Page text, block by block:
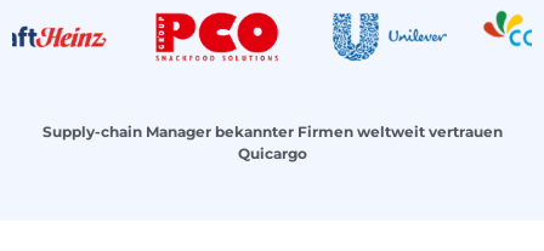
Supply-chain Manager bekannter Firmen weltweit vertrauen
Quicargo